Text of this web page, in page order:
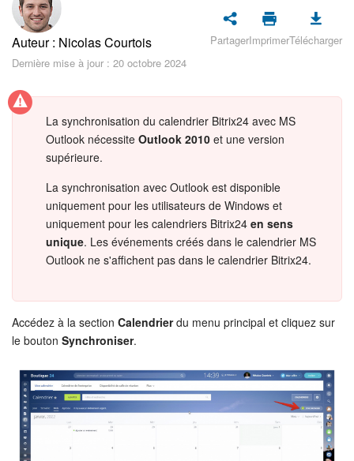
Sécurité dans Bitrix24
Démarrer sur Bitrix24
Actualités
Tâches et projets
Projets IA
Messenger
Groupes de travail
Bitrix24 Drive
Base de connaissances
Auteur : Nicolas Courtois
Dernière mise à jour : 20 octobre 2024
PartagerImprimerTélécharger
La synchronisation du calendrier Bitrix24 avec MS
Outlook nécessite Outlook 2010 et une version
supérieure.
La synchronisation avec Outlook est disponible
uniquement pour les utilisateurs de Windows et
uniquement pour les calendriers Bitrix24 en sens
unique. Les événements créés dans le calendrier MS
Outlook ne s'affichent pas dans le calendrier Bitrix24.
Accédez à la section Calendrierdu menu principal et cliquez sur
le bouton Synchroniser.